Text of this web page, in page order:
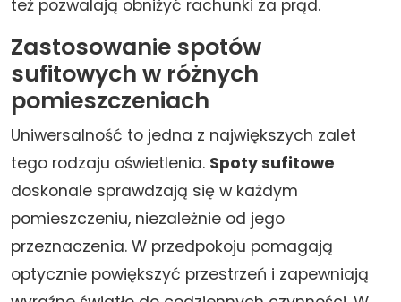
też pozwalają obniżyć rachunki za prąd.
Zastosowanie spotów
sufitowych w różnych
pomieszczeniach
Uniwersalność to jedna z największych zalet
tego rodzaju oświetlenia. Spoty sufitowe
doskonale sprawdzają się w każdym
pomieszczeniu, niezależnie od jego
przeznaczenia. W przedpokoju pomagają
optycznie powiększyć przestrzeń i zapewniają